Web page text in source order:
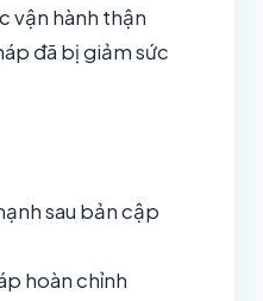
vận hành thận
đã bị giảm sức
sau bản cập
hoàn chỉnh